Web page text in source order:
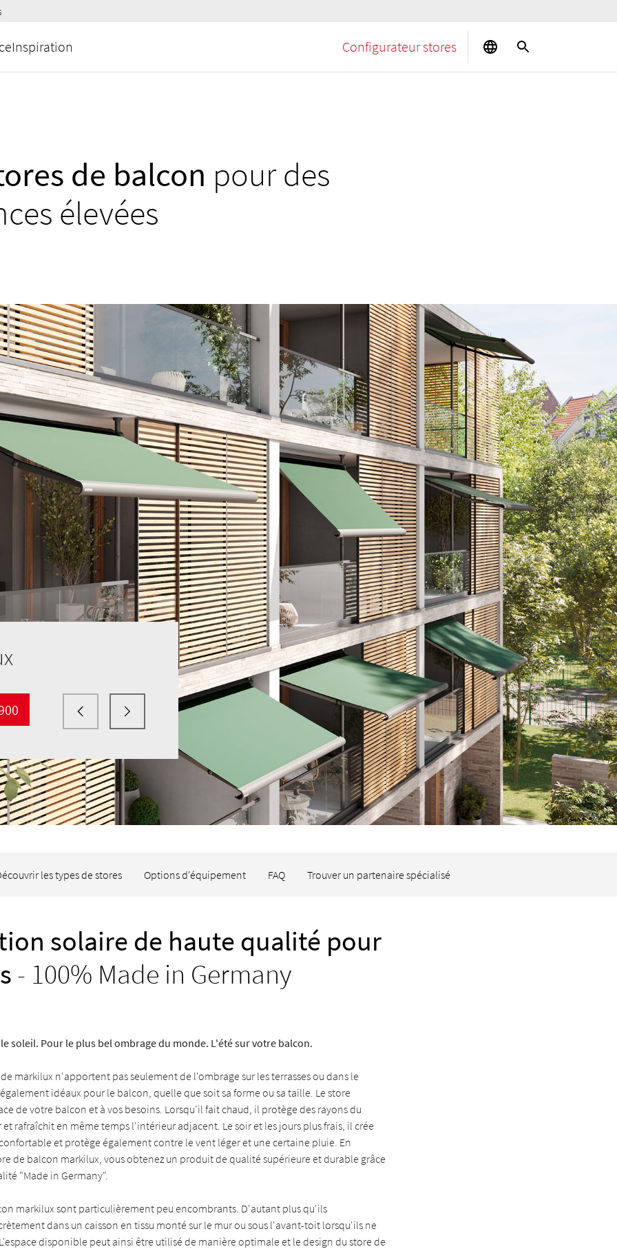
Inspiration Configurateur stores
de balcon pour des
élevées
les types de stores Options d'équipement FAQ Trouver un partenaire spécialisé
solaire de haute qualité pour
- 100% Made in Germany
soleil. Pour le plus bel ombrage du monde. L'été sur votre balcon.
de markilux n'apportent pas seulement de l'ombrage sur les terrasses ou dans le
idéaux pour le balcon, quelle que soit sa forme ou sa taille. Le store
de votre balcon et à vos besoins. Lorsqu'il fait chaud, il protège des rayons du
rafraîchit en même temps l'intérieur adjacent. Le soir et les jours plus frais, il crée
et protège également contre le vent léger et une certaine pluie. En
de balcon markilux, vous obtenez un produit de qualité supérieure et durable grâce
"Made in Germany".
markilux sont particulièrement peu encombrants. D'autant plus qu'ils
dans un caisson en tissu monté sur le mur ou sous l'avant-toit lorsqu'ils ne
disponible peut ainsi être utilisé de manière optimale et le design du store de